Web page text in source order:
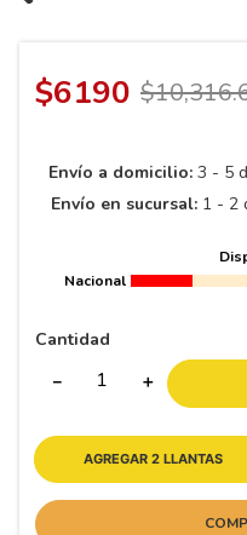
$6190 $10,316.
Envío a domicilio: 3 - 5
Envío en sucursal: 1 - 2
Nacional
Cantidad
＋
－
AGREGAR 2 LLANTAS